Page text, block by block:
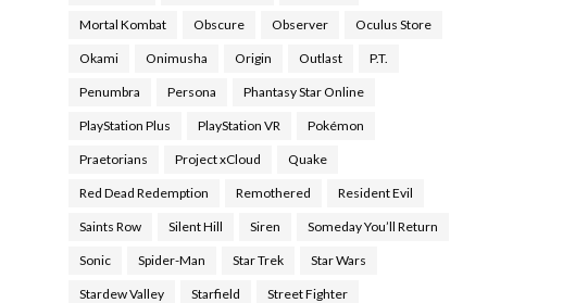
Mortal Kombat Obscure Observer Oculus Store
Okami Onimusha Origin Outlast P.T.
Penumbra Persona Phantasy Star Online
PlayStation Plus PlayStation VR Pokémon
Praetorians Project xCloud Quake
Red Dead Redemption Remothered Resident Evil
Saints Row Silent Hill Siren Someday You’ll Return
Sonic Spider-Man Star Trek Star Wars
Stardew Valley Starfield Street Fighter